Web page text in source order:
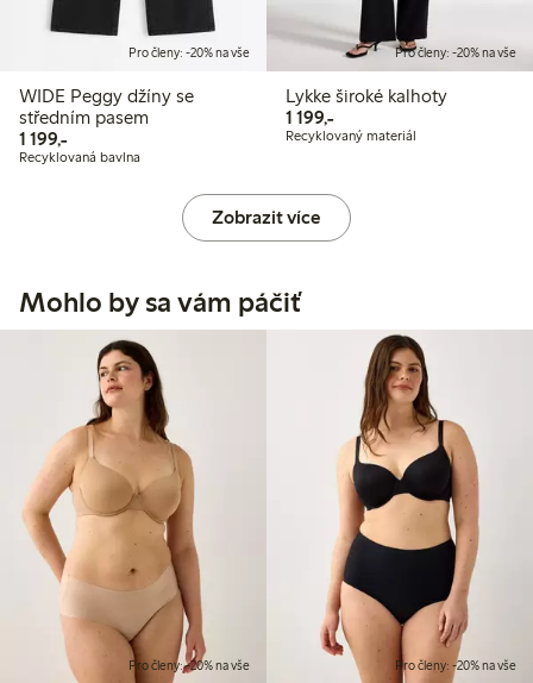
Pro členy: -20% na vše
WIDE Peggy džíny se
středním pasem
1 199,-1 199,00 Kč
Recyklovaná bavlna
Pro členy: -20% na vše
Lykke široké kalhoty
1 199,-1 199,00 Kč
Recyklovaný materiál
Zobrazit více
Mohlo by sa vám páčiť
Pro členy: -20% na vše Pro členy: -20% na vše